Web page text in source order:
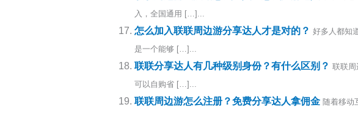
入，全国通用 […]...
怎么加入联联周边游分享达人才是对的？ 好多人都知
是一个能够 […]...
联联分享达人有几种级别身份？有什么区别？ 联联周
可以自购省 […]...
联联周边游怎么注册？免费分享达人拿佣金 随着移动